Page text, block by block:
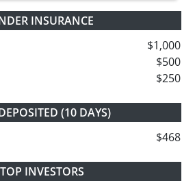
INSURANCE
$1,000
$500
$250
(10 DAYS)
$468
TOP INVESTORS